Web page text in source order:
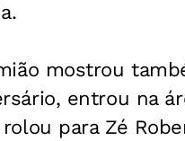
mostrou
entrou na
para Zé